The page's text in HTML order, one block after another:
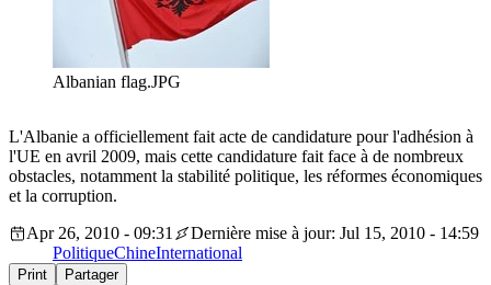
Albanian flag.JPG
L'Albanie a officiellement fait acte de candidature pour l'adhésion à
l'UE en avril 2009, mais cette candidature fait face à de nombreux
obstacles, notamment la stabilité politique, les réformes économiques
et la corruption.
Apr 26, 2010 - 09:31
Dernière mise à jour: Jul 15, 2010 - 14:59
PolitiqueChineInternational
Print Partager